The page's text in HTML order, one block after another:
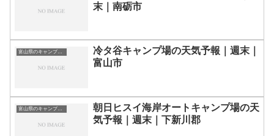
末｜南砺市
富山県のキャンプ場一覧
冷タ谷キャンプ場の天気予報｜週末｜
富山市
富山県のキャンプ場一覧
朝日ヒスイ海岸オートキャンプ場の天
気予報｜週末｜下新川郡